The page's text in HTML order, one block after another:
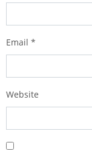
Email *
Website